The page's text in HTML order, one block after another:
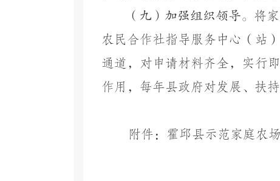
（九） 加强组织领导。 将
农民合作社指导服务中心（站
通道，对申请材料齐全，实行
作用，每年县政府对发展、扶
附件：霍邱县示范家庭农场